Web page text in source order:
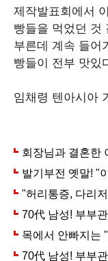
제작발표회에서
빵들을 먹었던 것
부른데 계속 들어
빵들이 전부 맛있
임채령 텐아시아